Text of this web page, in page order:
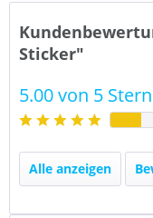
Sticker"
5.00 von 5
Alle anzeigen